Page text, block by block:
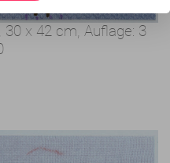
30 x 42 cm, Auflage: 3